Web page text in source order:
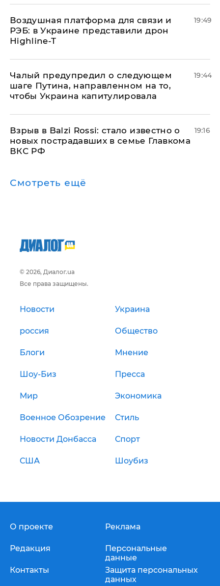
Воздушная платформа для связи и
РЭБ: в Украине представили дрон
Highline-T
19:49
Чалый предупредил о следующем
шаге Путина, направленном на то,
чтобы Украина капитулировала
19:44
Взрыв в Balzi Rossi: стало известно о
новых пострадавших в семье Главкома
ВКС РФ
19:16
Смотреть ещё
© 2026, Диалог.ua
Все права защищены.
Новости Украина
россия Общество
Блоги Мнение
Шоу-Биз Пресса
Мир Экономика
Военное Обозрение Стиль
Новости Донбасса Спорт
США Шоубиз
О проекте
Редакция
Контакты
Реклама
Персональные
данные
Защита персональных
данных